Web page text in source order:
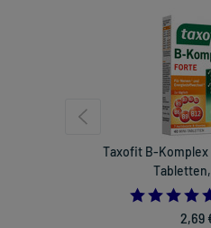
Taxofit B-Komplex
2,69